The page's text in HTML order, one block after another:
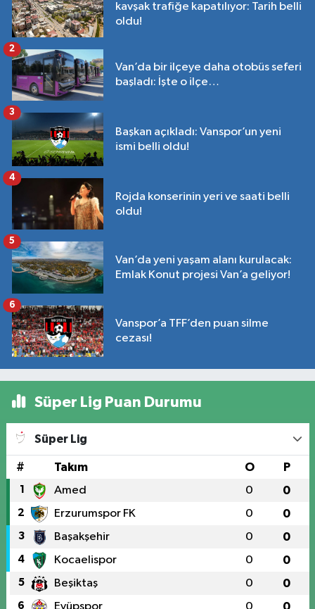
kavşak trafiğe kapatılıyor: Tarih belli
oldu!
Van’da bir ilçeye daha otobüs seferi
başladı: İşte o ilçe…
2
Başkan açıkladı: Vanspor’un yeni
ismi belli oldu!
3
Rojda konserinin yeri ve saati belli
oldu!
4
Van’da yeni yaşam alanı kurulacak:
Emlak Konut projesi Van’a geliyor!
5
Vanspor’a TFF’den puan silme
cezası!
6
Süper Lig Puan Durumu
Süper Lig
# Takım O P
1 Amed 0 0
2 Erzurumspor FK 0 0
3 Başakşehir 0 0
4 Kocaelispor 0 0
5 Beşiktaş 0 0
6 Eyüpspor 0 0